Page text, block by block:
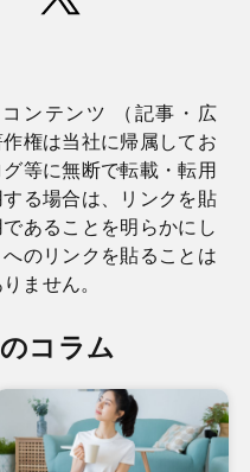
ンテンツ （記事・広
権は当社に帰属してお
等に無断で転載・転用
る場合は、リンクを貼
あることを明らかにし
のリンクを貼ることは
ません。
コラム